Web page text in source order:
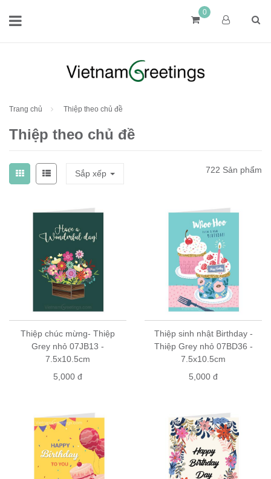
0
Trang chủ Thiệp theo chủ đề
Thiệp theo chủ đề
Sắp xếp 722 Sản phẩm
Thiệp chúc mừng- Thiệp
Grey nhỏ 07JB13 -
7.5x10.5cm
5,000 đ
Thiệp sinh nhật Birthday -
Thiệp Grey nhỏ 07BD36 -
7.5x10.5cm
5,000 đ